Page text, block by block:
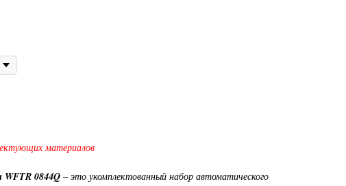
материалов
WFTR 0844Q – это укомплектованный набор автоматического